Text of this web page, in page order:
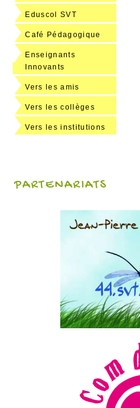
Eduscol SVT
Café Pédagogique
Enseignants
Innovants
Vers les amis
Vers les collèges
Vers les institutions
PARTENARIATS